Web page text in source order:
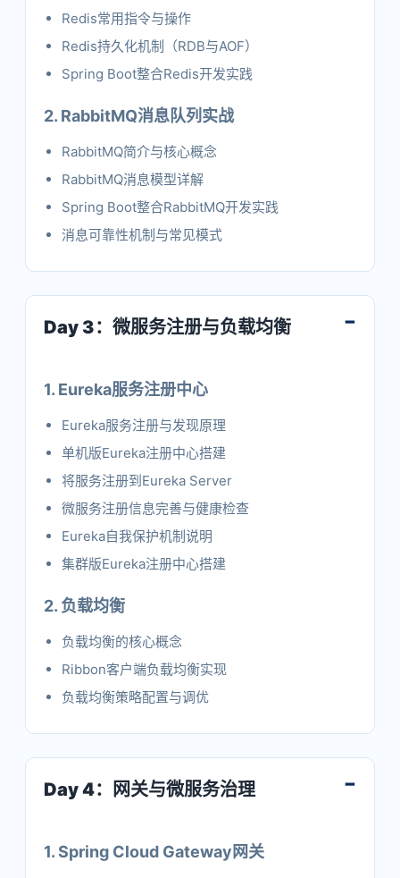
Redis常用指令与操作
Redis持久化机制（RDB与AOF）
Spring Boot整合Redis开发实践
2. RabbitMQ消息队列实战
RabbitMQ简介与核心概念
RabbitMQ消息模型详解
Spring Boot整合RabbitMQ开发实践
消息可靠性机制与常见模式
Day 3：微服务注册与负载均衡
1. Eureka服务注册中心
Eureka服务注册与发现原理
单机版Eureka注册中心搭建
将服务注册到Eureka Server
微服务注册信息完善与健康检查
Eureka自我保护机制说明
集群版Eureka注册中心搭建
2. 负载均衡
负载均衡的核心概念
Ribbon客户端负载均衡实现
负载均衡策略配置与调优
Day 4：网关与微服务治理
1. Spring Cloud Gateway网关